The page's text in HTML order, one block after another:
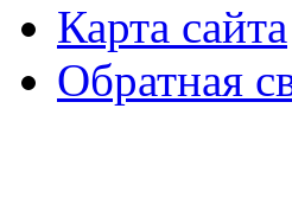
Карта сайта
Обратная